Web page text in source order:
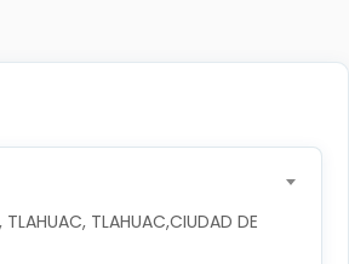
TLAHUAC,CIUDAD DE